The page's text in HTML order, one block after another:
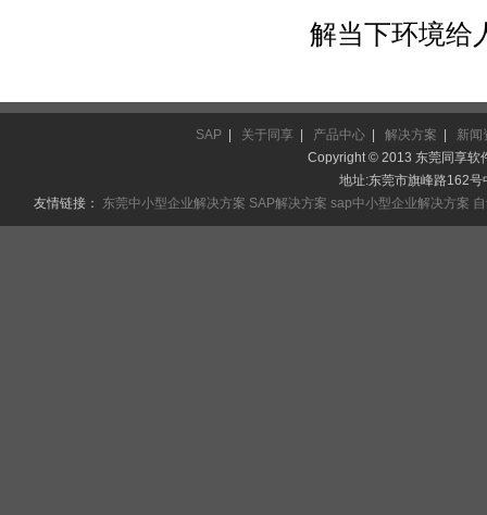
解当下环境给
SAP 关于同享 产品中心 解决方案
新闻
Copyright © 2013 东莞同享软
地址:东莞市旗峰路162
友情链接： 东莞中小型企业解决方案 SAP解决方案 sap中小型企业解决方案